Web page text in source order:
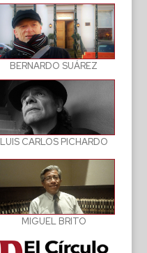
BERNARDO SUÁREZ
LUIS CARLOS PICHARDO
MIGUEL BRITO